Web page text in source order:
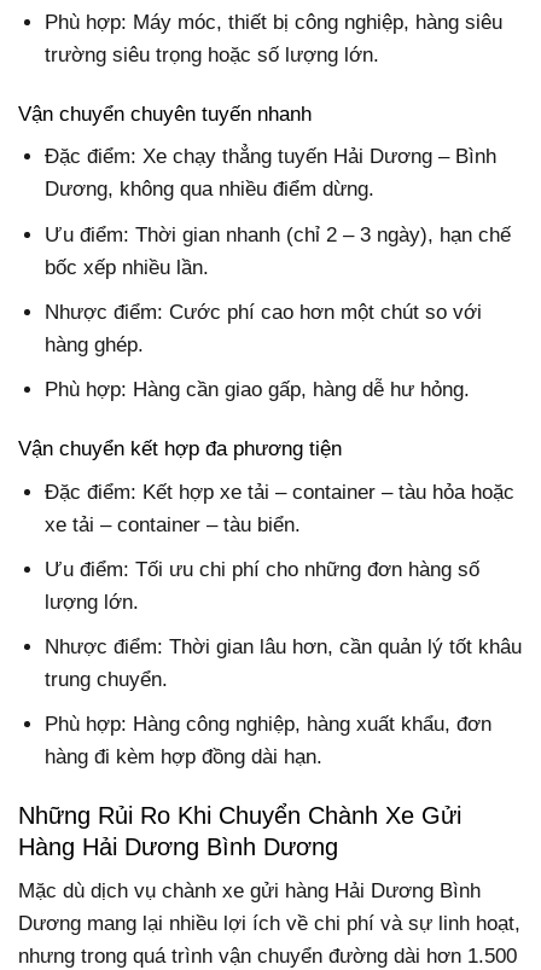
Phù hợp: Máy móc, thiết bị công nghiệp, hàng siêu
trường siêu trọng hoặc số lượng lớn.
Vận chuyển chuyên tuyến nhanh
Đặc điểm: Xe chạy thẳng tuyến Hải Dương – Bình
Dương, không qua nhiều điểm dừng.
Ưu điểm: Thời gian nhanh (chỉ 2 – 3 ngày), hạn chế
bốc xếp nhiều lần.
Nhược điểm: Cước phí cao hơn một chút so với
hàng ghép.
Phù hợp: Hàng cần giao gấp, hàng dễ hư hỏng.
Vận chuyển kết hợp đa phương tiện
Đặc điểm: Kết hợp xe tải – container – tàu hỏa hoặc
xe tải – container – tàu biển.
Ưu điểm: Tối ưu chi phí cho những đơn hàng số
lượng lớn.
Nhược điểm: Thời gian lâu hơn, cần quản lý tốt khâu
trung chuyển.
Phù hợp: Hàng công nghiệp, hàng xuất khẩu, đơn
hàng đi kèm hợp đồng dài hạn.
Những Rủi Ro Khi Chuyển Chành Xe Gửi
Hàng Hải Dương Bình Dương
Mặc dù dịch vụ chành xe gửi hàng Hải Dương Bình
Dương mang lại nhiều lợi ích về chi phí và sự linh hoạt,
nhưng trong quá trình vận chuyển đường dài hơn 1.500